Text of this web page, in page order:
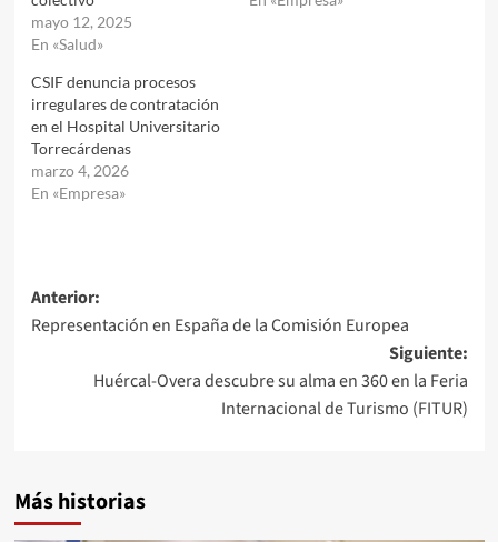
mayo 12, 2025
En «Salud»
CSIF denuncia procesos
irregulares de contratación
en el Hospital Universitario
Torrecárdenas
marzo 4, 2026
En «Empresa»
Navegación
de
entradas
Anterior:
Representación en España de la Comisión Europea
Siguiente:
Huércal-Overa descubre su alma en 360 en la Feria
Internacional de Turismo (FITUR)
Más historias